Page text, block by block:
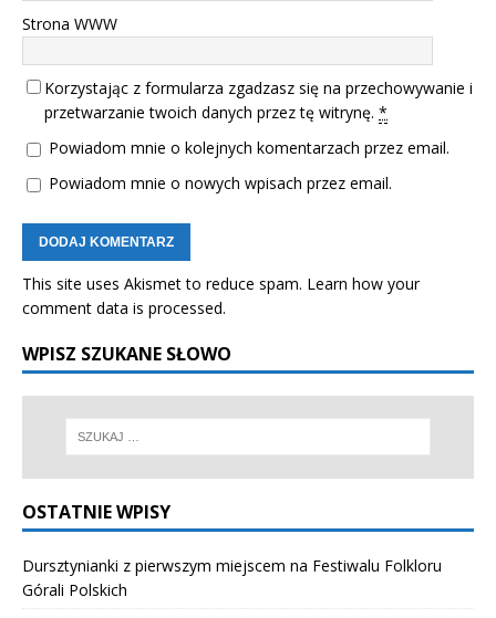
Strona WWW
Korzystając z formularza zgadzasz się na przechowywanie i
przetwarzanie twoich danych przez tę witrynę. *
Powiadom mnie o kolejnych komentarzach przez email.
Powiadom mnie o nowych wpisach przez email.
This site uses Akismet to reduce spam. Learn how your
comment data is processed.
WPISZ SZUKANE SŁOWO
OSTATNIE WPISY
Dursztynianki z pierwszym miejscem na Festiwalu Folkloru
Górali Polskich